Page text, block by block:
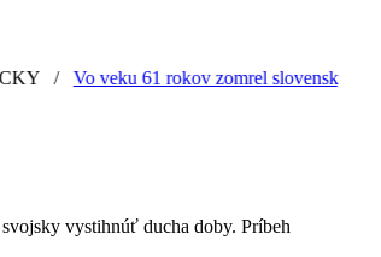
/ Vo veku 61 rokov zomrel slovenský grafik
vystihnúť ducha doby. Príbeh